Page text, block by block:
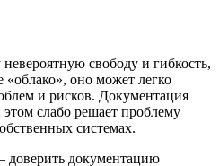
свободу и гибкость,
«облако», оно может легко
и рисков. Документация
слабо решает проблему
системах.
документацию